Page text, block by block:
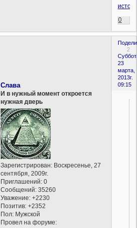
0
2
23
марта,
2013г.
09:15
Слава
И в нужный момент откроется
нужная дверь
Зарегистрирован: Воскресенье, 27
сентября, 2009г.
Приглашений: 0
Сообщений: 35260
Уважение: +2230
Позитив: +2352
Пол: Мужской
Провел на форуме: